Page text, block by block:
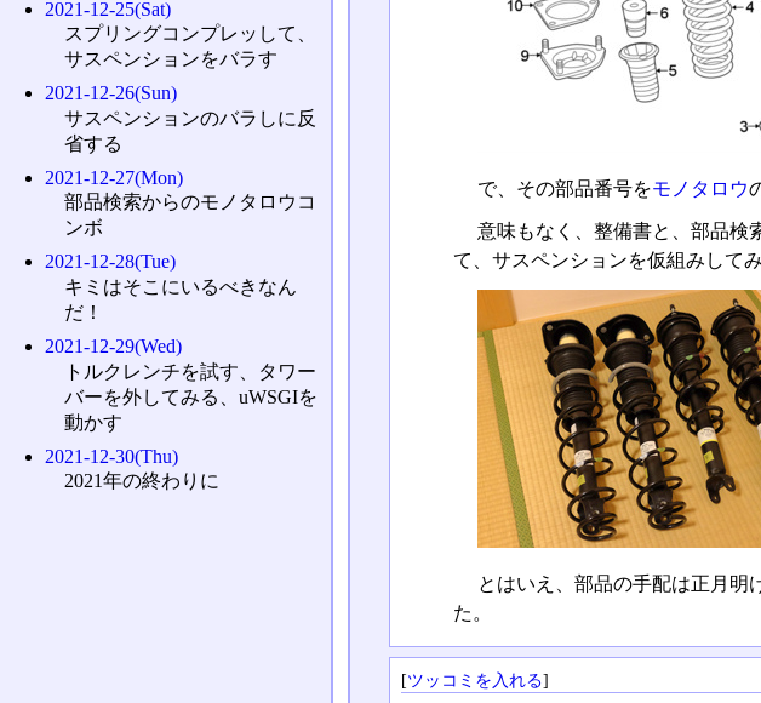
で、その部品番号をモノタロウ
意味もなく、整備書と、部品検
て、サスペンションを仮組みしてみ
とはいえ、部品の手配は正月明
た。
[ツッコミを入れる]
2021-12-25(Sat)
スプリングコンプレッして、
サスペンションをバラす
2021-12-26(Sun)
サスペンションのバラしに反
省する
2021-12-27(Mon)
部品検索からのモノタロウコ
ンボ
2021-12-28(Tue)
キミはそこにいるべきなん
だ！
2021-12-29(Wed)
トルクレンチを試す、タワー
バーを外してみる、uWSGIを
動かす
2021-12-30(Thu)
2021年の終わりに